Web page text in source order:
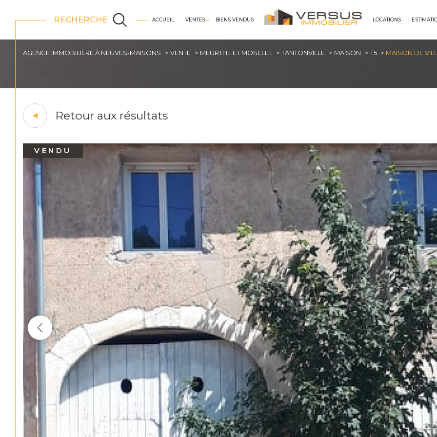
ACCUEIL VENTES
appartements maisons
BIENS VENDUS LOCATIONS
RECHERCHE
AGENCE IMMOBILIÈRE À NEUVES-MAISONS VENTE MEURTHE ET MOSELLE TANTONVILLE MAISON T5 MAISON DE
Retour aux résultats
VENDU